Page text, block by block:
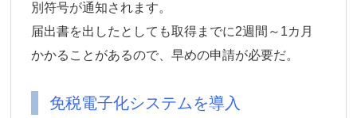
別符号が通知されます。
届出書を出したとしても取得までに2週間～1カ月
かかることがあるので、早めの申請が必要だ。
免税電子化システムを導入